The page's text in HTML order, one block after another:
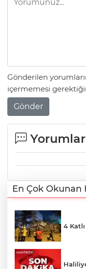
Gönderilen
içermemesi
Gönder
En Çok Okunan
4